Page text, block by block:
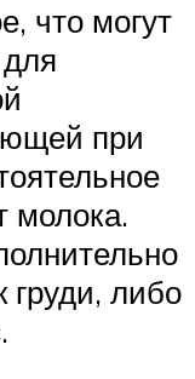
что могут
при
молока.
либо